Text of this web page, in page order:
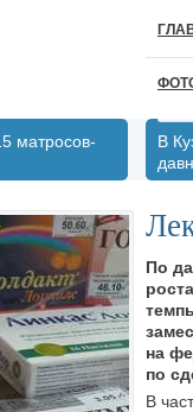
матросов-
В
По
на
по
В